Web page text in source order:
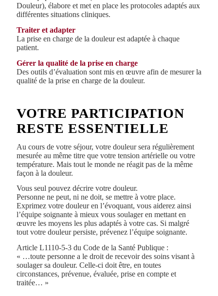
Douleur), élabore et met en place les protocoles adaptés aux
différentes situations cliniques.
Traiter et adapter
La prise en charge de la douleur est adaptée à chaque
patient.
Gérer la qualité de la prise en charge
Des outils d’évaluation sont mis en œuvre afin de mesurer la
qualité de la prise en charge de la douleur.
VOTRE PARTICIPATION
RESTE ESSENTIELLE
Au cours de votre séjour, votre douleur sera régulièrement
mesurée au même titre que votre tension artérielle ou votre
température. Mais tout le monde ne réagit pas de la même
façon à la douleur.
Vous seul pouvez décrire votre douleur.
Personne ne peut, ni ne doit, se mettre à votre place.
Exprimez votre douleur en l’évoquant, vous aiderez ainsi
l’équipe soignante à mieux vous soulager en mettant en
œuvre les moyens les plus adaptés à votre cas. Si malgré
tout votre douleur persiste, prévenez l’équipe soignante.
Article L1110-5-3 du Code de la Santé Publique :
« …toute personne a le droit de recevoir des soins visant à
soulager sa douleur. Celle-ci doit être, en toutes
circonstances, prévenue, évaluée, prise en compte et
traitée… »